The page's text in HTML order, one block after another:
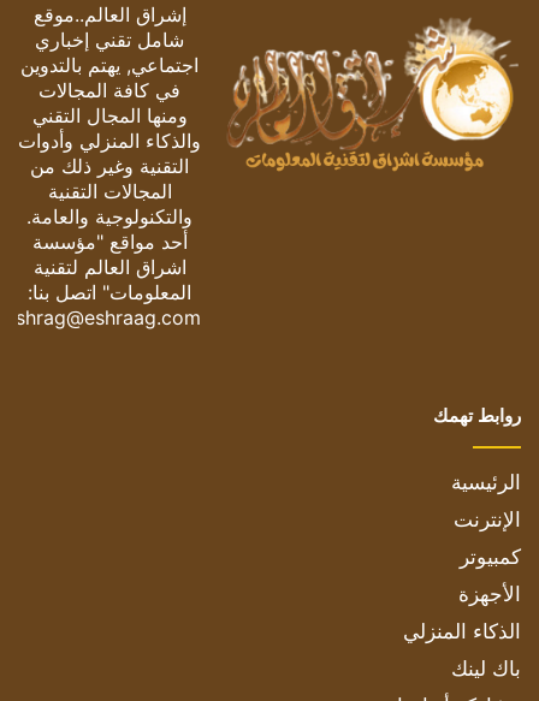
إشراق العالم..موقع
شامل تقني إخباري
اجتماعي, يهتم بالتدوين
في كافة المجالات
ومنها المجال التقني
والذكاء المنزلي وأدوات
التقنية وغير ذلك من
المجالات التقنية
والتكنولوجية والعامة.
أحد مواقع "مؤسسة
اشراق العالم لتقنية
المعلومات" اتصل بنا:
eshrag@eshraag.com
روابط تهمك
الرئيسية
الإنترنت
كمبيوتر
الأجهزة
الذكاء المنزلي
باك لينك